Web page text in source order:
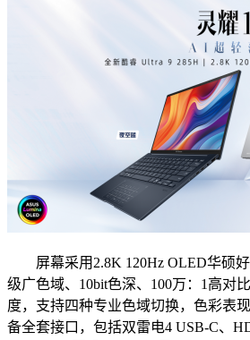
屏幕采用2.8K 120Hz OLED华硕好
级广色域、10bit色深、100万：1高对
度，支持四种专业色域切换，色彩表
备全套接口，包括双雷电4 USB-C、